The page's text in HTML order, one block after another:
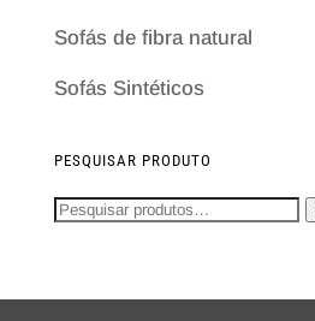
Sofás de fibra natural
Sofás Sintéticos
PESQUISAR PRODUTO
Pesquisar